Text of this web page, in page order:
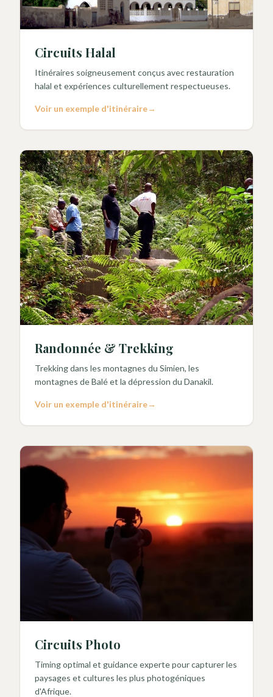
Circuits Halal
Itinéraires soigneusement conçus avec restauration
halal et expériences culturellement respectueuses.
Voir un exemple d'itinéraire→
Randonnée & Trekking
Trekking dans les montagnes du Simien, les
montagnes de Balé et la dépression du Danakil.
Voir un exemple d'itinéraire→
Circuits Photo
Timing optimal et guidance experte pour capturer les
paysages et cultures les plus photogéniques
d'Afrique.